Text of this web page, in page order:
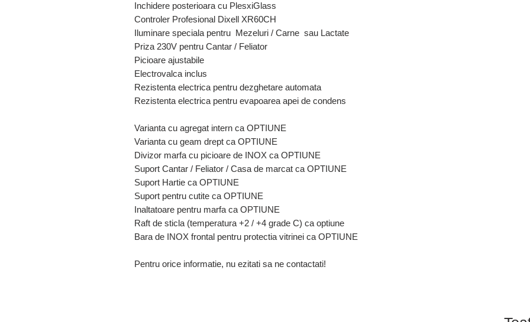
Inchidere posterioara cu PlesxiGlass
Controler Profesional Dixell XR60CH
Iluminare speciala pentru Mezeluri / Carne sau Lactate
Priza 230V pentru Cantar / Feliator
Picioare ajustabile
Electrovalca inclus
Rezistenta electrica pentru dezghetare automata
Rezistenta electrica pentru evapoarea apei de condens
Varianta cu agregat intern ca OPTIUNE
Varianta cu geam drept ca OPTIUNE
Divizor marfa cu picioare de INOX ca OPTIUNE
Suport Cantar / Feliator / Casa de marcat ca OPTIUNE
Suport Hartie ca OPTIUNE
Suport pentru cutite ca OPTIUNE
Inaltatoare pentru marfa ca OPTIUNE
Raft de sticla (temperatura +2 / +4 grade C) ca optiune
Bara de INOX frontal pentru protectia vitrinei ca OPTIUNE
Pentru orice informatie, nu ezitati sa ne contactati!